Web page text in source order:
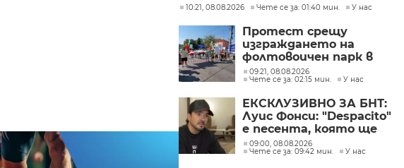
10:21, 08.08.2026 Чете се за: 01:40 мин. У нас
Протест срещу
изграждането на
фолтовоичен парк в
хасковската община
Стамболово
09:21, 08.08.2026
Чете се за: 02:15 мин.
У нас
ЕКСКЛУЗИВНО ЗА БНТ:
Луис Фонси: "Despacito"
е песента, която ще
изпълнявам до края на
живота си
09:00, 08.08.2026
Чете се за: 09:42 мин.
У нас